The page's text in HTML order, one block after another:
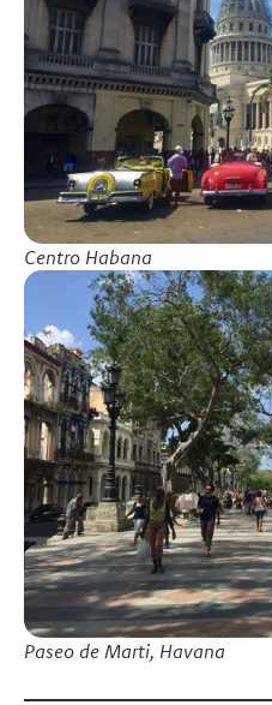
Centro Habana
Paseo de Marti, Havana